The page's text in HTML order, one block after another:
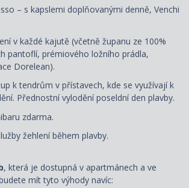
– s kapslemi doplňovanými denně, Venchi
v každé kajutě (včetně županu ze 100%
pantoflí, prémiového ložního prádla,
Dorelean).
k tendrům v přístavech, kde se využívají k
Přednostní vylodění poseldní den plavby.
zdarma.
žehlení během plavby.
, která je dostupná v apartmánech a ve
mít tyto výhody navíc: